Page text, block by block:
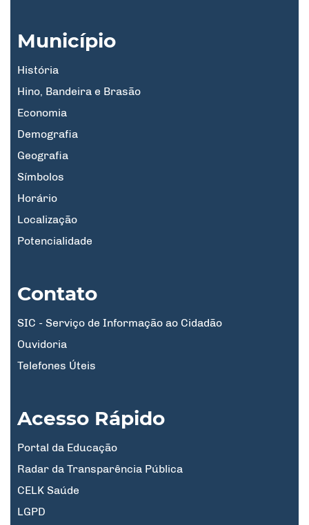
Município
História
Hino, Bandeira e Brasão
Economia
Demografia
Geografia
Símbolos
Horário
Localização
Potencialidade
Contato
SIC - Serviço de Informação ao Cidadão
Ouvidoria
Telefones Úteis
Acesso Rápido
Portal da Educação
Radar da Transparência Pública
CELK Saúde
LGPD